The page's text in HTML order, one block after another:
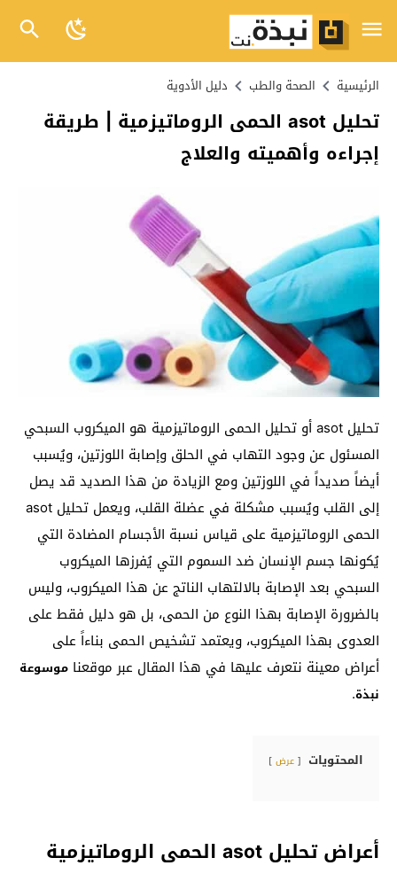
الرئيسية الصحة والطب دليل الأدوية
تحليل asot الحمى الروماتيزمية | طريقة
إجراءه وأهميته والعلاج
تحليل asot أو تحليل الحمى الروماتيزمية هو الميكروب السبحي
المسئول عن وجود التهاب في الحلق وإصابة اللوزتين، ويُسبب
أيضاً صديداً في اللوزتين ومع الزيادة من هذا الصديد قد يصل
إلى القلب ويُسبب مشكلة في عضلة القلب، ويعمل تحليل asot
الحمى الروماتيزمية على قياس نسبة الأجسام المضادة التي
يُكونها جسم الإنسان ضد السموم التي يُفرزها الميكروب
السبحي بعد الإصابة بالالتهاب الناتج عن هذا الميكروب، وليس
بالضرورة الإصابة بهذا النوع من الحمى، بل هو دليل فقط على
العدوى بهذا الميكروب، ويعتمد تشخيص الحمى بناءاً على
أعراض معينة نتعرف عليها في هذا المقال عبر موقعنا موسوعة
نبذة.
المحتويات عرض
أعراض تحليل asot الحمى الروماتيزمية